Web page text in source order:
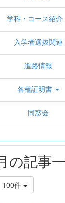
学科・コース紹介
入学者選抜関連
進路情報
各種証明書
同窓会
の記事
100件